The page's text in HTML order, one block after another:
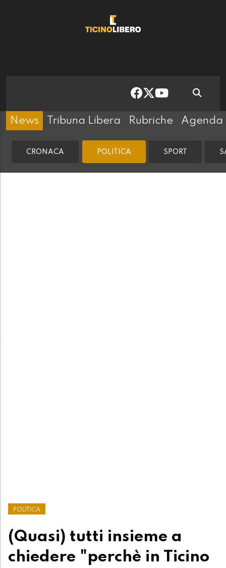
News Tribuna Libera Rubriche Agenda
CRONACA POLITICA SPORT
POLITICA
(Quasi) tutti insieme a
chiedere "perchè in Ticino